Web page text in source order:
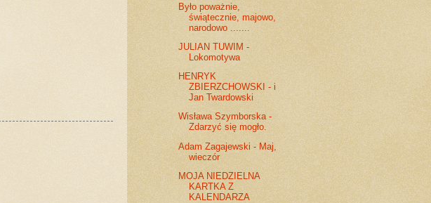
Było poważnie,
świątecznie, majowo,
narodowo .......
JULIAN TUWIM -
Lokomotywa
HENRYK
ZBIERZCHOWSKI - i
Jan Twardowski
Wisława Szymborska -
Zdarzyć się mogło.
Adam Zagajewski - Maj,
wieczór
MOJA NIEDZIELNA
KARTKA Z
KALENDARZA